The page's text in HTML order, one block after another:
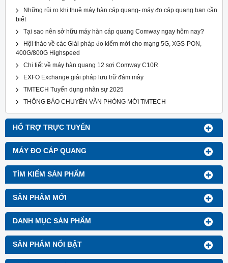
HỔ TRỢ TRỰC TUYẾN
MÁY ĐO CÁP QUANG
TÌM KIẾM SẢN PHẨM
SẢN PHẨM MỚI
DANH MỤC SẢN PHẨM
SẢN PHẨM NỔI BẬT
Những rủi ro khi thuê máy hàn cáp quang- máy đo cáp quang bạn cần
biết
Tại sao nên sở hữu máy hàn cáp quang Comway ngay hôm nay?
Hội thảo về các Giải pháp đo kiểm mới cho mạng 5G, XGS-PON,
400G/800G Highspeed
Chi tiết về máy hàn quang 12 sợi Comway C10R
EXFO Exchange giải pháp lưu trữ đám mây
TMTECH Tuyển dụng nhân sự 2025
THÔNG BÁO CHUYỂN VĂN PHÒNG MỚI TMTECH